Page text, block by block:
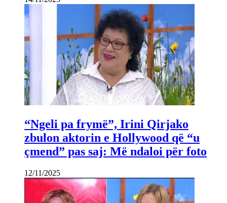
“Ngeli pa frymë”, Irini Qirjako
zbulon aktorin e Hollywood që “u
çmend” pas saj: Më ndaloi për foto
12/11/2025